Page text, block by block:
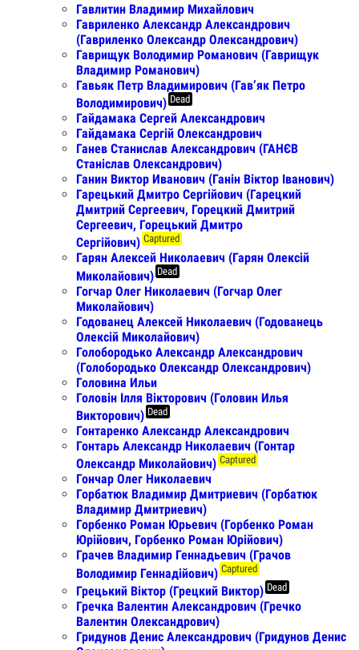
Гавлитин Владимир Михайлович
Гавриленко Александр Александрович
(Гавриленко Олександр Олександрович)
Гаврищук Володимир Романович (Гаврищук
Владимир Романович)
Гавьяк Петр Владимирович (Гав’як Петро
Володимирович) Dead
Гайдамака Сергей Александрович
Гайдамака Сергій Олександрович
Ганев Станислав Александрович (ГАНЄВ
Станіслав Олександрович)
Ганин Виктор Иванович (Ганін Віктор Іванович)
Гарецький Дмитро Сергійович (Гарецкий
Дмитрий Сергеевич, Горецкий Дмитрий
Сергеевич, Горецький Дмитро
Сергійович) Captured
Гарян Алексей Николаевич (Гарян Олексій
Миколайович) Dead
Гогчар Олег Николаевич (Гогчар Олег
Миколайович)
Годованец Алексей Николаевич (Годованець
Олексій Миколайович)
Голобородько Александр Александрович
(Голобородько Олександр Олександрович)
Головина Ильи
Головін Ілля Вікторович (Головин Илья
Викторович) Dead
Гонтаренко Александр Александрович
Гонтарь Александр Николаевич (Гонтар
Олександр Миколайович) Captured
Гончар Олег Николаевич
Горбатюк Владимир Дмитриевич (Горбатюк
Владимир Дмитриевич)
Горбенко Роман Юрьевич (Горбенко Роман
Юрiйович, Горбенко Роман Юрійович)
Грачев Владимир Геннадьевич (Грачов
Володимир Геннадійович) Captured
Грецький Віктор (Грецкий Виктор) Dead
Гречка Валентин Александрович (Гречко
Валентин Олександрович)
Гридунов Денис Александрович (Гридунов Денис